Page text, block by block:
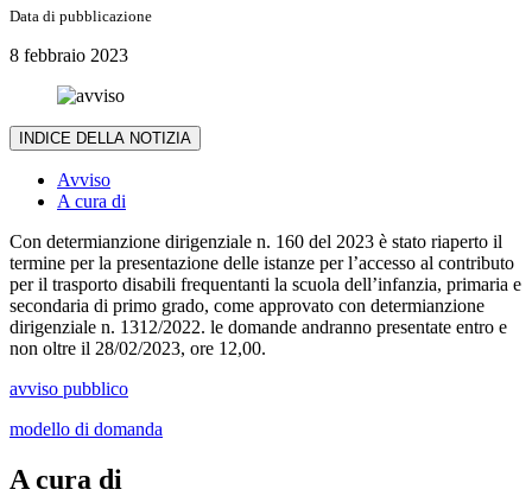
Data di pubblicazione
8 febbraio 2023
INDICE DELLA NOTIZIA
Avviso
A cura di
Con determianzione dirigenziale n. 160 del 2023 è stato riaperto il
termine per la presentazione delle istanze per l’accesso al contributo
per il trasporto disabili frequentanti la scuola dell’infanzia, primaria e
secondaria di primo grado, come approvato con determianzione
dirigenziale n. 1312/2022. le domande andranno presentate entro e
non oltre il 28/02/2023, ore 12,00.
avviso pubblico
modello di domanda
A cura di